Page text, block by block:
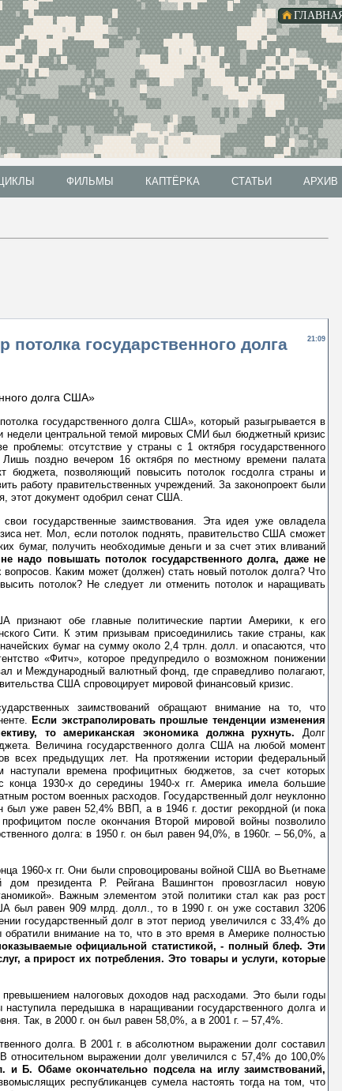
ФИЛЬМЫ КАПТЁРКА СТАТЬИ АРХИВ
21:09
государственного долга
государственного долга США», который разыгрывается в
недели центральной темой мировых СМИ был бюджетный кризис
отсутствие у страны с 1 октября государственного
поздно вечером 16 октября по местному времени палата
бюджета, позволяющий повысить потолок госдолга страны и
работу правительственных учреждений. За законопроект были
этот документ одобрил сенат США.
государственные заимствования. Эта идея уже овладела
нет. Мол, если потолок поднять, правительство США сможет
бумаг, получить необходимые деньги и за счет этих вливаний
надо повышать потолок государственного долга, даже не
Каким может (должен) стать новый потолок долга? Что
потолок? Не следует ли отменить потолок и наращивать
признают обе главные политические партии Америки, к его
Сити. К этим призывам присоединились такие страны, как
бумаг на сумму около 2,4 трлн. долл. и опасаются, что
«Фитч», которое предупредило о возможном понижении
и Международный валютный фонд, где справедливо полагают,
США спровоцирует мировой финансовый кризис.
заимствований обращают внимание на то, что
Если экстраполировать прошлые тенденции изменения
то американская экономика должна рухнуть. Долг
Величина государственного долга США на любой момент
всех предыдущих лет. На протяжении истории федеральный
времена профицитных бюджетов, за счет которых
конца 1930-х до середины 1940-х гг. Америка имела большие
ростом военных расходов. Государственный долг неуклонно
уже равен 52,4% ВВП, а в 1946 г. достиг рекордной (и пока
после окончания Второй мировой войны позволило
долга: в 1950 г. он был равен 94,0%, в 1960г. – 56,0%, а
1960-х гг. Они были спровоцированы войной США во Вьетнаме
президента Р. Рейгана Вашингтон провозгласил новую
Важным элементом этой политики стал как раз рост
был равен 909 млрд. долл., то в 1990 г. он уже составил 3206
государственный долг в этот период увеличился с 33,4% до
внимание на то, что в это время в Америке полностью
официальной статистикой, - полный блеф. Эти
а прирост их потребления. Это товары и услуги, которые
налоговых доходов над расходами. Это были годы
передышка в наращивании государственного долга и
Так, в 2000 г. он был равен 58,0%, а в 2001 г. – 57,4%.
долга. В 2001 г. в абсолютном выражении долг составил
выражении долг увеличился с 57,4% до 100,0%
Б. Обаме окончательно подсела на иглу заимствований,
республиканцев сумела настоять тогда на том, что